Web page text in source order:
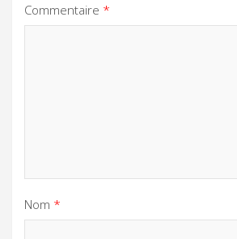
Commentaire *
Nom *